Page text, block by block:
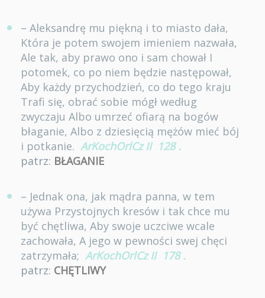
– Aleksandrę mu piękną i to miasto dała,
Która je potem swojem imieniem nazwała,
Ale tak, aby prawo ono i sam chował I
potomek, co po niem będzie następował,
Aby każdy przychodzień, co do tego kraju
Trafi się, obrać sobie mógł według
zwyczaju Albo umrzeć ofiarą na bogów
błaganie, Albo z dziesięcią mężów mieć bój
i potkanie. ArKochOrlCz II 128 .
patrz: BŁAGANIE
– Jednak ona, jak mądra panna, w tem
używa Przystojnych kresów i tak chce mu
być chętliwa, Aby swoje uczciwe wcale
zachowała, A jego w pewności swej chęci
zatrzymała; ArKochOrlCz II 178 .
patrz: CHĘTLIWY